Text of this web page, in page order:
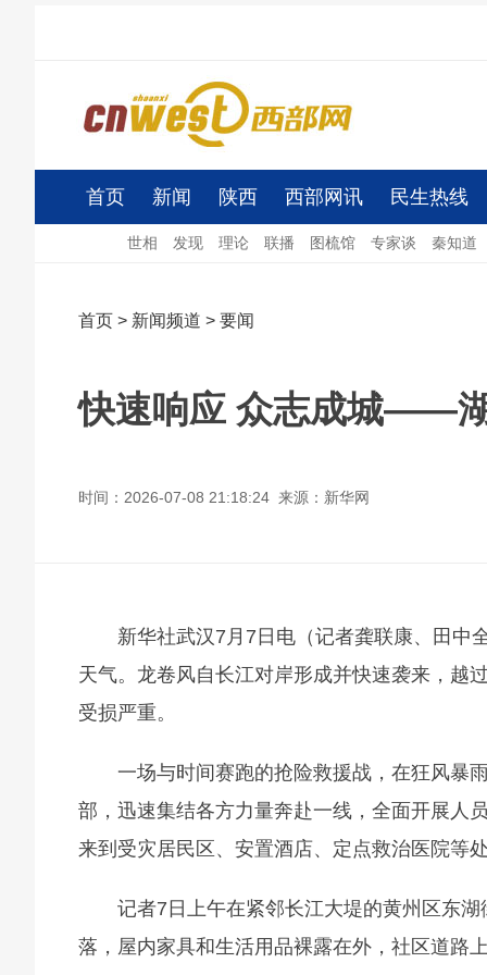
首页 新闻 陕西 西部网讯 民生热线
世相 发现 理论 联播 图梳馆 专家谈 秦知道
首页 > 新闻频道 > 要闻
快速响应 众志成城——
时间：2026-07-08 21:18:24 来源：新华网
新华社武汉7月7日电（记者龚联康、田中
天气。龙卷风自长江对岸形成并快速袭来，越
受损严重。
一场与时间赛跑的抢险救援战，在狂风暴
部，迅速集结各方力量奔赴一线，全面开展人
来到受灾居民区、安置酒店、定点救治医院等
记者7日上午在紧邻长江大堤的黄州区东
落，屋内家具和生活用品裸露在外，社区道路